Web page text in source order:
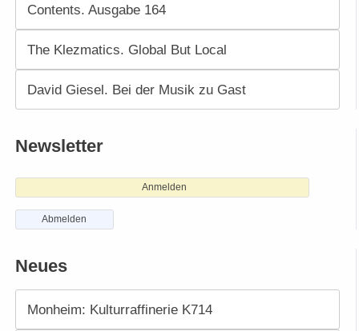
Contents. Ausgabe 164
The Klezmatics. Global But Local
David Giesel. Bei der Musik zu Gast
Newsletter
Anmelden
Abmelden
Neues
Monheim: Kulturraffinerie K714